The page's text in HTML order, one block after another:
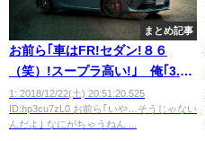
まとめ記事
お前ら｢車はFR!セダン!８６
（笑）!スープラ高い!｣ 俺｢3.5
のGRマークXは?NA３００馬力
超だしFRだし値段も安くはない
けど手が届くじゃん｣
1: 2018/12/22(土) 20:51:20.525
ID:hp3cu7zL0 お前ら｢いや…そうじゃない
んだよ｣ なにがちゃうねん ...